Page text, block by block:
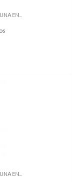
EN...
EN...